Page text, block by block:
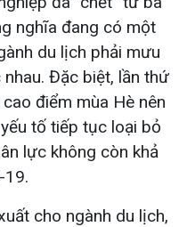
nghĩa đang có một
du lịch phải mưu
Đặc biệt, lần thứ
điểm mùa Hè nên
tố tiếp tục loại bỏ
lực không còn khả
19.
cho ngành du lịch,